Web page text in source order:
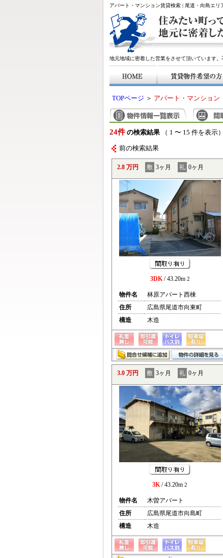
アパート・マンション賃貸検索 | 尾道・向島エ
地元地域に密着した営業をさせて頂いています
TOPページ ＞ アパート・マンション
24件 の検索結果（ 1 〜 15 件を表示）
前の検索結果
2.8 万円 敷 3ヶ月 礼 0ヶ月
3DK/ 43.20m 2
物件名
林原アパート西棟
住所
広島県尾道市向東町
構造
木造
3.0 万円 敷 3ヶ月 礼 0ヶ月
3K/ 43.20m 2
物件名
木曽アパート
住所
広島県尾道市向島町
構造
木造